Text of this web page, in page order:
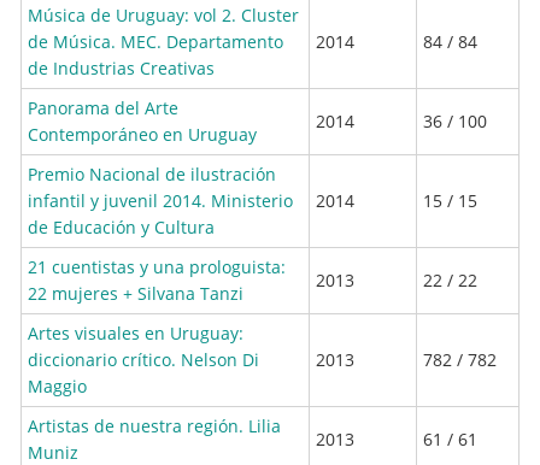
Música de Uruguay: vol 2. Cluster
de Música. MEC. Departamento
de Industrias Creativas
2014 84 / 84
Panorama del Arte
Contemporáneo en Uruguay
2014 36 / 100
Premio Nacional de ilustración
infantil y juvenil 2014. Ministerio
de Educación y Cultura
2014 15 / 15
21 cuentistas y una prologuista:
22 mujeres + Silvana Tanzi
2013 22 / 22
Artes visuales en Uruguay:
diccionario crítico. Nelson Di
Maggio
2013 782 / 782
Artistas de nuestra región. Lilia
Muniz
2013 61 / 61